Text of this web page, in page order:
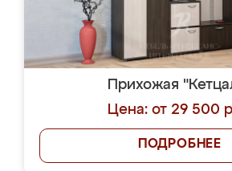
Прихожая
Цена: от 29 500
ПОДРОБНЕЕ